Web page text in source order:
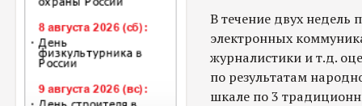
В течение двух недель
электронных
журналистики и т.д.
по результатам
шкале по 3